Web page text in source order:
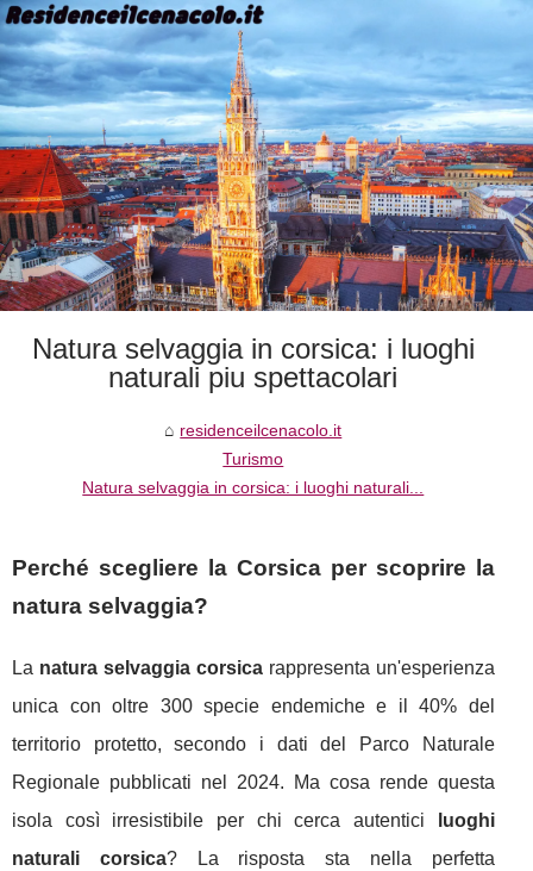
Natura selvaggia in corsica: i luoghi
naturali piu spettacolari
residenceilcenacolo.it
Turismo
Natura selvaggia in corsica: i luoghi naturali...
Perché scegliere la Corsica per scoprire la
natura selvaggia?
La natura selvaggia corsicarappresenta un'esperienza
unica con oltre 300 specie endemiche e il 40% del
territorio protetto, secondo i dati del Parco Naturale
Regionale pubblicati nel 2024. Ma cosa rende questa
isola così irresistibile per chi cerca autentici
luoghi
naturali corsica? La risposta sta nella perfetta